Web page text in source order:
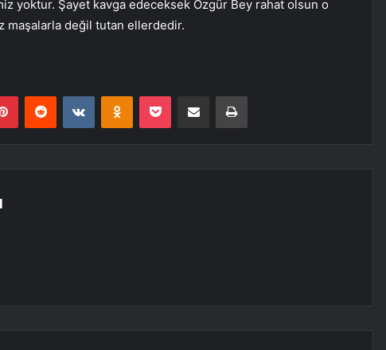
yoktur. Şayet kavga edeceksek Özgür Bey rahat olsun o
maşalarla değil tutan ellerdedir.
PinterestReddit VKontakteOdnoklassniki
Pocket E-Posta ile paylaş Yazdır